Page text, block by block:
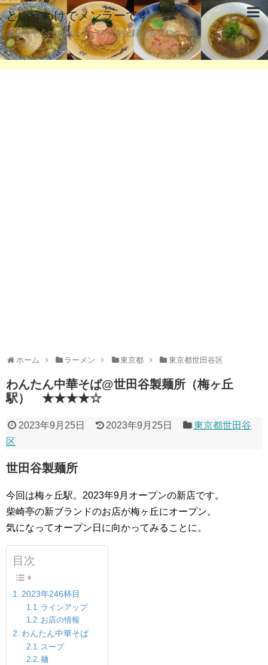
というわけでメンラーです
新店を中心に食べたラーメンを記録するブログです。
ホーム ラーメン 東京都 東京都世田谷区
わんたん中華そば@世田谷製麺所（梅ヶ丘
駅） ★★★★☆
2023年9月25日 2023年9月25日
東京都世田谷
区
世田谷製麺所
今回は梅ヶ丘駅。2023年9月オープンの新店です。
柴崎亭の新ブランドのお店が梅ヶ丘にオープン。
気になってオープン日に向かってみることに。
目次
2023年246杯目
ラインアップ
お店の情報
わんたん中華そば
スープ
麺